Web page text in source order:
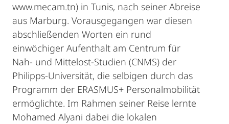
www.mecam.tn) in Tunis, nach seiner Abreise
aus Marburg. Vorausgegangen war diesen
abschließenden Worten ein rund
einwöchiger Aufenthalt am Centrum für
Nah- und Mittelost-Studien (CNMS) der
Philipps-Universität, die selbigen durch das
Programm der ERASMUS+ Personalmobilität
ermöglichte. Im Rahmen seiner Reise lernte
Mohamed Alyani dabei die lokalen